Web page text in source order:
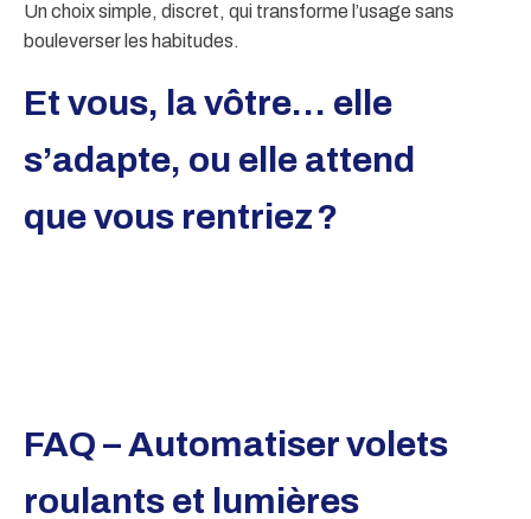
Un choix simple, discret, qui transforme l’usage sans
bouleverser les habitudes.
Et vous, la vôtre… elle
s’adapte, ou elle attend
que vous rentriez ?
FAQ – Automatiser volets
roulants et lumières